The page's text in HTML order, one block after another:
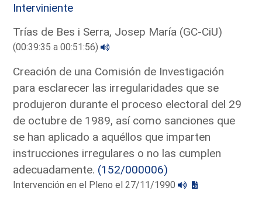
Interviniente
Trías de Bes i Serra, Josep María (GC-CiU)
(00:39:35 a 00:51:56)
Creación de una Comisión de Investigación
para esclarecer las irregularidades que se
produjeron durante el proceso electoral del 29
de octubre de 1989, así como sanciones que
se han aplicado a aquéllos que imparten
instrucciones irregulares o no las cumplen
adecuadamente. (152/000006)
Intervención en el Pleno el 27/11/1990